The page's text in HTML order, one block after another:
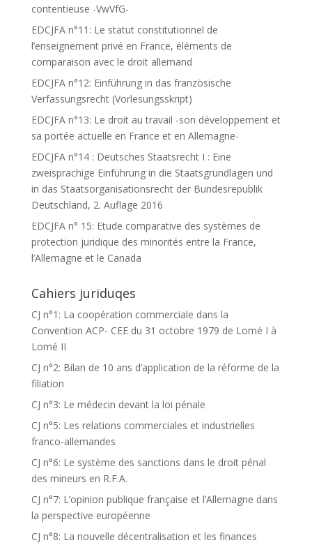
contentieuse -VwVfG-
EDCJFA n°11: Le statut constitutionnel de
l’enseignement privé en France, éléments de
comparaison avec le droit allemand
EDCJFA n°12: Einführung in das französische
Verfassungsrecht (Vorlesungsskript)
EDCJFA n°13: Le droit au travail -son développement et
sa portée actuelle en France et en Allemagne-
EDCJFA n°14 : Deutsches Staatsrecht I : Eine
zweisprachige Einführung in die Staatsgrundlagen und
in das Staatsorganisationsrecht der Bundesrepublik
Deutschland, 2. Auflage 2016
EDCJFA n° 15: Etude comparative des systèmes de
protection juridique des minorités entre la France,
l’Allemagne et le Canada
Cahiers juriduqes
CJ n°1: La coopération commerciale dans la
Convention ACP- CEE du 31 octobre 1979 de Lomé I à
Lomé II
CJ n°2: Bilan de 10 ans d’application de la réforme de la
filiation
CJ n°3: Le médecin devant la loi pénale
CJ n°5: Les relations commerciales et industrielles
franco-allemandes
CJ n°6: Le système des sanctions dans le droit pénal
des mineurs en R.F.A.
CJ n°7: L’opinion publique française et l’Allemagne dans
la perspective européenne
CJ n°8: La nouvelle décentralisation et les finances